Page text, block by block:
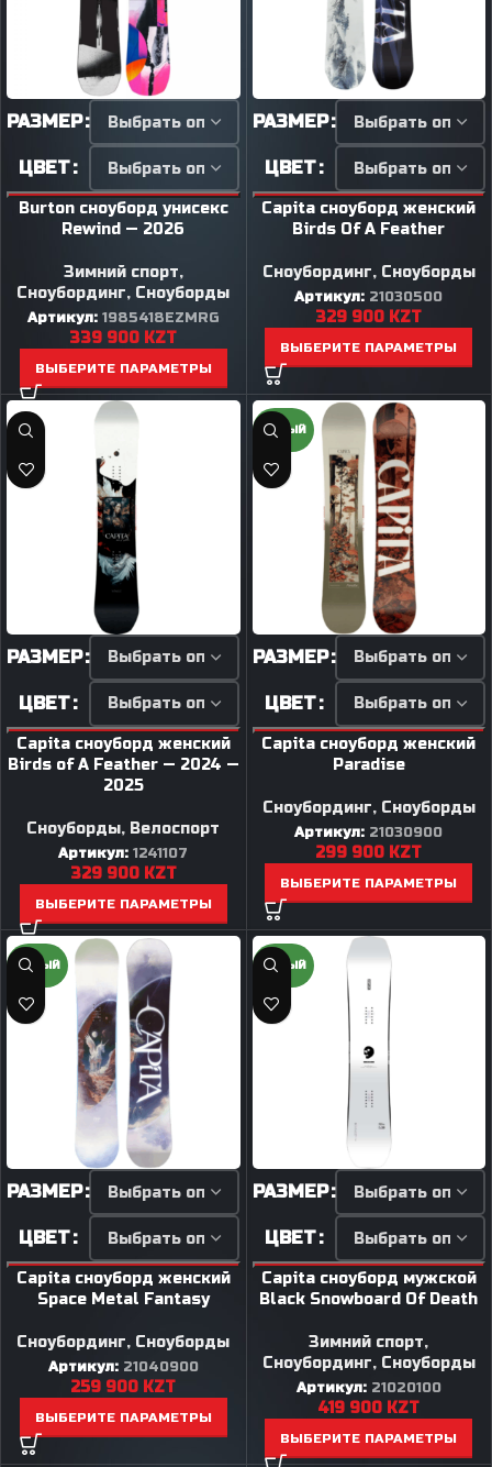
РАЗМЕР
ЦВЕТ
Burton сноуборд унисекс
Rewind — 2026
Зимний спорт,
Сноубординг, Сноуборды
Артикул: 1985418EZMRG
339 900 KZT
ВЫБЕРИТЕ ПАРАМЕТРЫ
РАЗМЕР
ЦВЕТ
Capita сноуборд женский
Birds Of A Feather
Сноубординг, Сноуборды
Артикул: 21030500
329 900 KZT
ВЫБЕРИТЕ ПАРАМЕТРЫ
РАЗМЕР
ЦВЕТ
Capita сноуборд женский
Birds of A Feather — 2024 —
2025
Сноуборды, Велоспорт
Артикул:1241107
329 900 KZT
ВЫБЕРИТЕ ПАРАМЕТРЫ
НОВЫЙ
РАЗМЕР
ЦВЕТ
Capita сноуборд женский
Paradise
Сноубординг, Сноуборды
Артикул: 21030900
299 900 KZT
ВЫБЕРИТЕ ПАРАМЕТРЫ
НОВЫЙ
РАЗМЕР
ЦВЕТ
Capita сноуборд женский
Space Metal Fantasy
Сноубординг, Сноуборды
Артикул: 21040900
259 900 KZT
ВЫБЕРИТЕ ПАРАМЕТРЫ
НОВЫЙ
РАЗМЕР
ЦВЕТ
Capita сноуборд мужской
Black Snowboard Of Death
Зимний спорт,
Сноубординг, Сноуборды
Артикул: 21020100
419 900 KZT
ВЫБЕРИТЕ ПАРАМЕТРЫ